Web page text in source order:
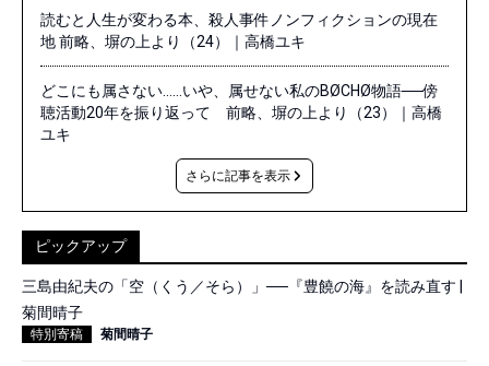
読むと人生が変わる本、殺人事件ノンフィクションの現在
地 前略、塀の上より（24）｜高橋ユキ
どこにも属さない……いや、属せない私のBØCHØ物語──傍
聴活動20年を振り返って 前略、塀の上より（23）｜高橋
ユキ
さらに記事を表示
ピックアップ
三島由紀夫の「空（くう／そら）」──『豊饒の海』を読み直す |
菊間晴子
特別寄稿 菊間晴子